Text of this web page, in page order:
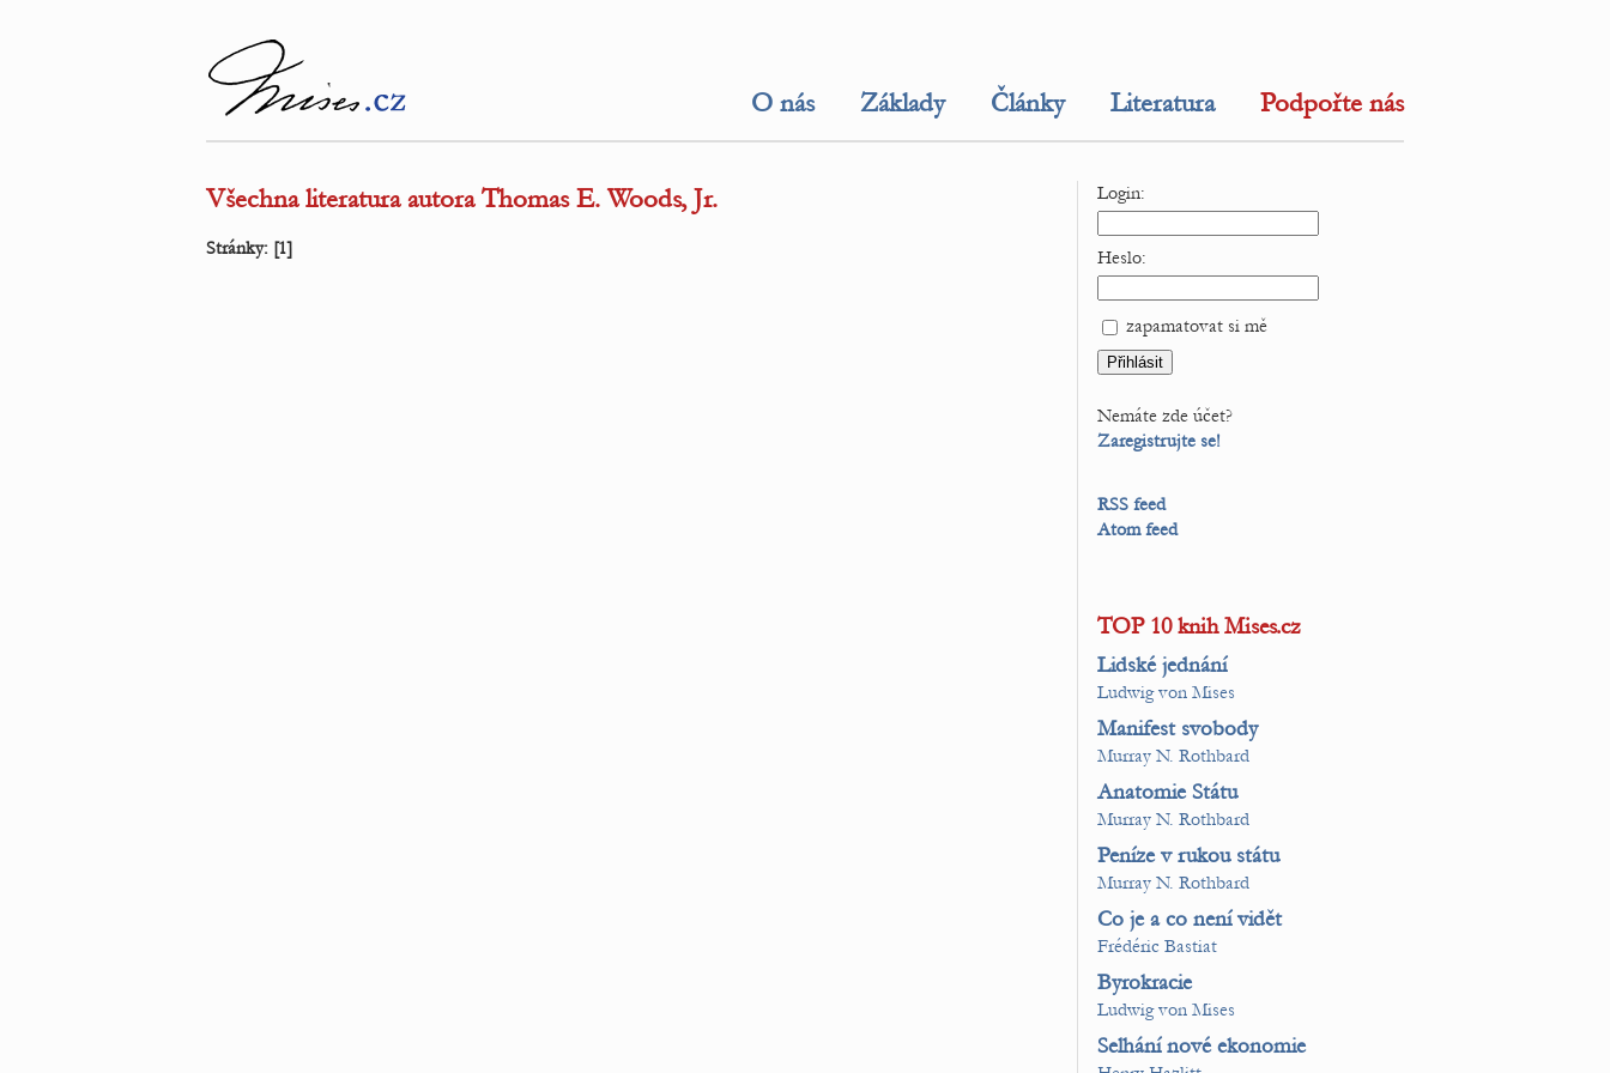
O nás Základy Články Literatura Podpořte nás
Všechna literatura autora Thomas E. Woods, Jr.
Stránky: [1]
Login:
Heslo:
zapamatovat si mě
Nemáte zde účet?
Zaregistrujte se!
RSS feed
Atom feed
TOP 10 knih Mises.cz
Lidské jednání
Ludwig von Mises
Manifest svobody
Murray N. Rothbard
Anatomie Státu
Murray N. Rothbard
Peníze v rukou státu
Murray N. Rothbard
Co je a co není vidět
Frédéric Bastiat
Byrokracie
Ludwig von Mises
Selhání nové ekonomie